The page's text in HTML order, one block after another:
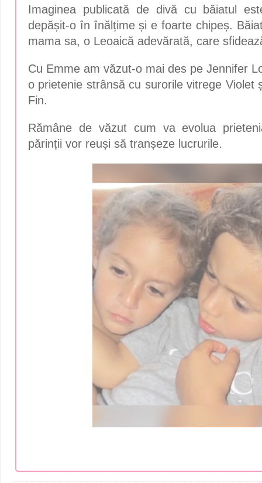
Imaginea publicată de divă cu băiatul
depășit-o în înălțime și e foarte chipeș.
mama sa, o Leoaică adevărată, care
Cu Emme am văzut-o mai des pe Jennifer
o prietenie strânsă cu surorile vitrege Violet
Fin.
Rămâne de văzut cum va evolua
părinții vor reuși să tranșeze lucrurile.